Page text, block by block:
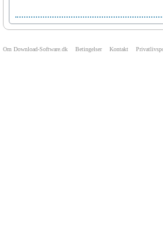
Om Download-Software.dk Betingelser Kontakt